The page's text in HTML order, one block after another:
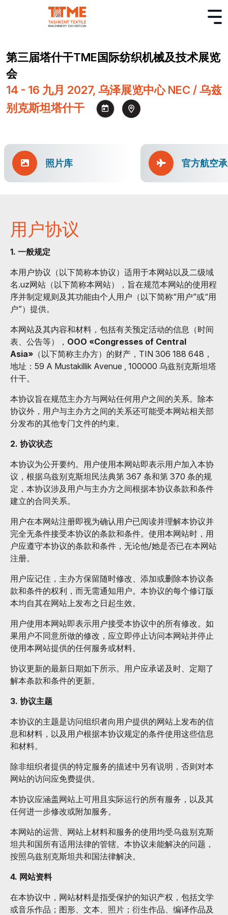
第三届塔什干TME国际纺织机械及技术展览
会
14 - 16 九月 2027, 乌泽展览中心 NEC / 乌兹
别克斯坦塔什干
照片库 官方航空
用户协议
1. 一般规定
本用户协议（以下简称本协议）适用于本网站以及二级域
名.uz网站（以下简称本网站），旨在规范本网站的使用程
序并制定规则及其功能由个人用户（以下简称“用户”或“用
户”）提供。
本网站及其内容和材料，包括有关预定活动的信息（时间
表、公告等）， OOO «Congresses of Central
Asia» （以下简称主办方）的财产，TIN 306 188 648，
地址：59 A Mustakillik Avenue , 100000 乌兹别克斯坦塔
什干。
本协议旨在规范主办方与网站任何用户之间的关系。除本
协议外，用户与主办方之间的关系还可能受本网站相关部
分发布的其他专门文件的约束。
2. 协议状态
本协议为公开要约。用户使用本网站即表示用户加入本协
议，根据乌兹别克斯坦民法典第 367 条和第 370 条的规
定，本协议涉及用户与主办方之间根据本协议条款和条件
建立的合同关系。
用户在本网站注册即视为确认用户已阅读并理解本协议并
完全无条件接受本协议的条款和条件。使用本网站时，用
户应遵守本协议的条款和条件，无论他/她是否已在本网站
注册。
用户应记住，主办方保留随时修改、添加或删除本协议条
款和条件的权利，而无需通知用户。本协议的每个修订版
本均自其在网站上发布之日起生效。
用户使用本网站即表示用户接受本协议中的所有修改。如
果用户不同意所做的修改，应立即停止访问本网站并停止
使用本网站提供的任何服务或材料。
协议更新的最新日期如下所示。用户应承诺及时、定期了
解本条款和条件的更新。
3. 协议主题
本协议的主题是访问组织者向用户提供的网站上发布的信
息和材料，以及用户根据本协议规定的条件使用这些信息
和材料。
除非组织者提供的特定服务的描述中另有说明，否则对本
网站的访问应免费提供。
本协议应涵盖网站上可用且实际运行的所有服务，以及其
任何进一步修改或附加服务。
本网站的运营、网站上材料和服务的使用均受乌兹别克斯
坦共和国所有适用法律的管辖。本协议未能解决的问题，
按照乌兹别克斯坦共和国法律解决。
4. 网站资料
在本协议中，网站材料是指受保护的知识产权，包括文学
或音乐作品；图形、文本、照片；衍生作品、编译作品及